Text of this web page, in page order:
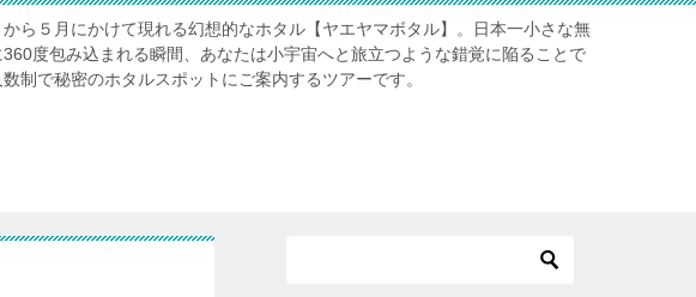
ら５月にかけて現れる幻想的なホタル【ヤエヤマボタル】。日本一小さな無
度包み込まれる瞬間、あなたは小宇宙へと旅立つような錯覚に陥ることで
制で秘密のホタルスポットにご案内するツアーです。